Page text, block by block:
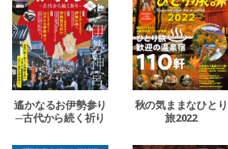
遙かなるお伊勢参り
─古代から続く祈り
秋の気ままなひとり
旅2022